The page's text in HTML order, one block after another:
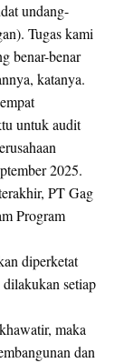
undang-
Tugas kami
benar-benar
katanya.
untuk audit
2025.
PT Gag
Program
diperketat
setiap
maka
dan